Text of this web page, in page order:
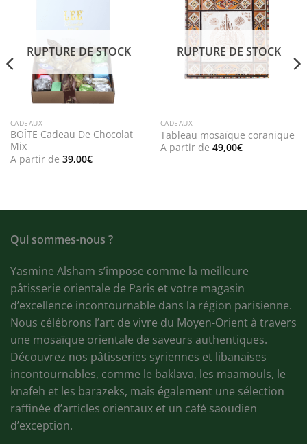
RUPTURE DE STOCK
CADEAUX
BOÎTE Cadeau De Chocolat
Mix
A partir de 39,00€
Add to
wishlist
RUPTURE DE STOCK
CADEAUX
Tableau mosaïque coranique
A partir de 49,00€
Qui sommes-nous ?
Yasmine Alsham s’impose comme la meilleure
pâtisserie orientale de Paris et votre magasin
d’excellence incontournable dans la région parisienne.
Nous célébrons l’art de vivre du Moyen-Orient à travers
une mosaïque orientale de saveurs authentiques.
Découvrez nos pâtisseries syriennes et libanaises
incontournables, comme le baklava, les maamouls, le
knafeh et les barazeks, mais également une sélection
raffinée d’articles orientaux et un café saoudien
d’exception.